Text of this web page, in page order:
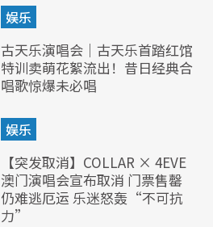
娱乐
古天乐演唱会｜古天乐首踏红馆
特训卖萌花絮流出！昔日经典合
唱歌惊爆未必唱
娱乐
【突发取消】COLLAR × 4EVE
澳门演唱会宣布取消 门票售罄
仍难逃厄运 乐迷怒轰“不可抗
力”